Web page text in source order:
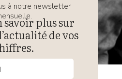
nos
d’efficacité.
services
à notre newsletter
savoir plus sur
de vos